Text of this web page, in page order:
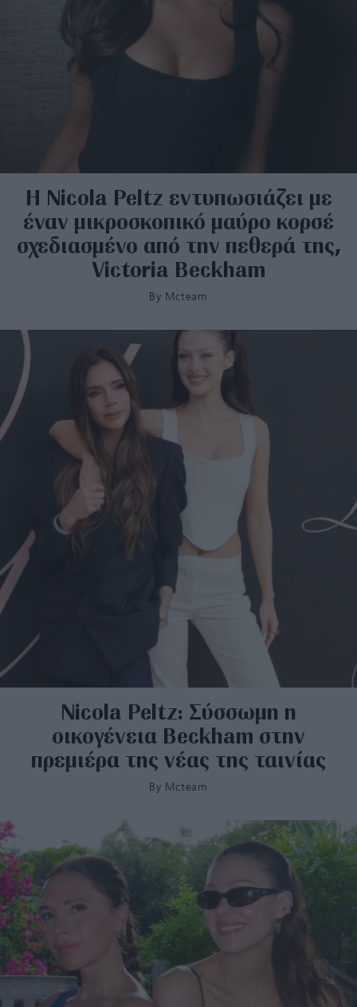
Η Nicola Peltz εντυπωσιάζει με
έναν μικροσκοπικό μαύρο κορσέ
σχεδιασμένο από την πεθερά της,
Victoria Beckham
By Mcteam
Nicola Peltz: Σύσσωμη η
οικογένεια Beckham στην
πρεμιέρα της νέας της ταινίας
By Mcteam